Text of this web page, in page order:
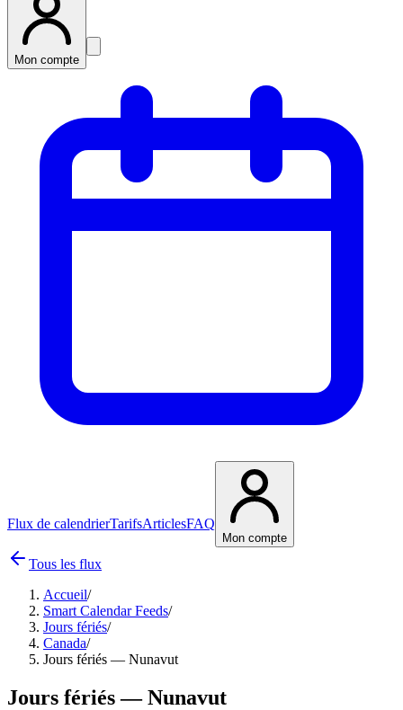
Mon compte
Flux de calendrierTarifsArticlesFAQ
Mon compte
Tous les flux
Accueil/
Smart Calendar Feeds/
Jours fériés/
Canada/
Jours fériés — Nunavut
Jours fériés — Nunavut